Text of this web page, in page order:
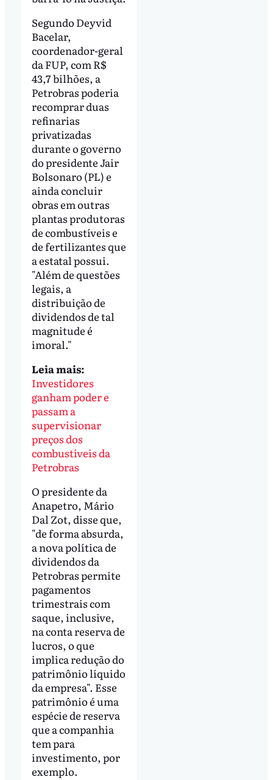
Segundo Deyvid
Bacelar,
coordenador-geral
da FUP, com R$
43,7 bilhões, a
Petrobras poderia
recomprar duas
refinarias
privatizadas
durante o governo
do presidente Jair
Bolsonaro (PL) e
ainda concluir
obras em outras
plantas produtoras
de combustíveis e
de fertilizantes que
a estatal possui.
"Além de questões
legais, a
distribuição de
dividendos de tal
magnitude é
imoral."
Leia mais:
Investidores
ganham poder e
passam a
supervisionar
preços dos
combustíveis da
Petrobras
O presidente da
Anapetro, Mário
Dal Zot, disse que,
"de forma absurda,
a nova política de
dividendos da
Petrobras permite
pagamentos
trimestrais com
saque, inclusive,
na conta reserva de
lucros, o que
implica redução do
patrimônio líquido
da empresa". Esse
patrimônio é uma
espécie de reserva
que a companhia
tem para
investimento, por
exemplo.